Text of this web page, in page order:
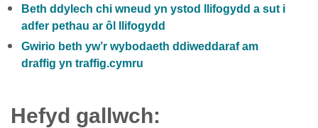
Beth ddylech chi wneud yn ystod llifogydd a sut i
adfer pethau ar ôl llifogydd
Gwirio beth yw’r wybodaeth ddiweddaraf am
draffig yn traffig.cymru
Hefyd gallwch: